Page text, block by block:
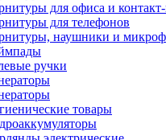
для офиса и
для телефонов
наушники и
ручки
товары